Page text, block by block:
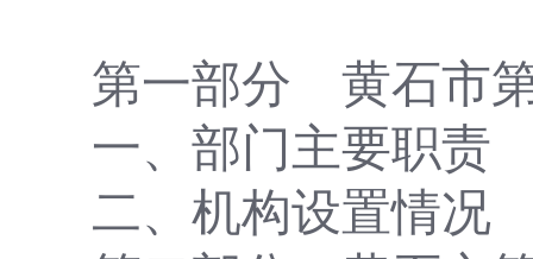
第一部分 黄石市
一、部门主要职责
二、 机构设置情况